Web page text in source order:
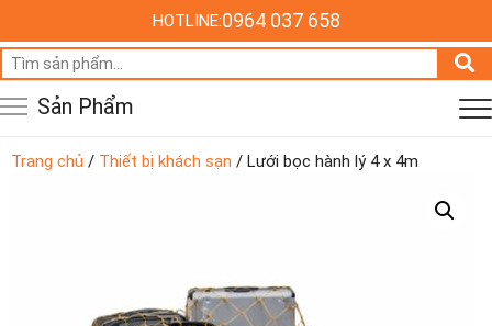
HOTLINE:0964 037 658
Tìm
kiếm:
Sản Phẩm
Trang chủ / Thiết bị khách sạn / Lưới bọc hành lý 4 x 4m